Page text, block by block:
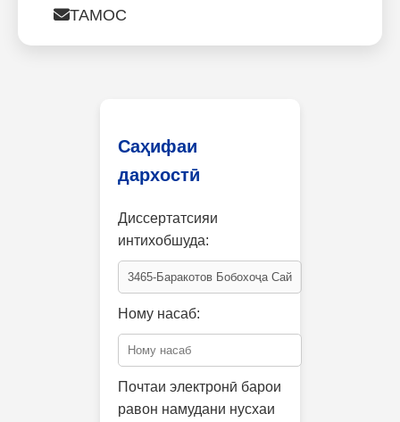
ТАМОС
Саҳифаи
дархостӣ
Диссертатсияи
интихобшуда:
Ному насаб:
Почтаи электронӣ барои
равон намудани нусхаи